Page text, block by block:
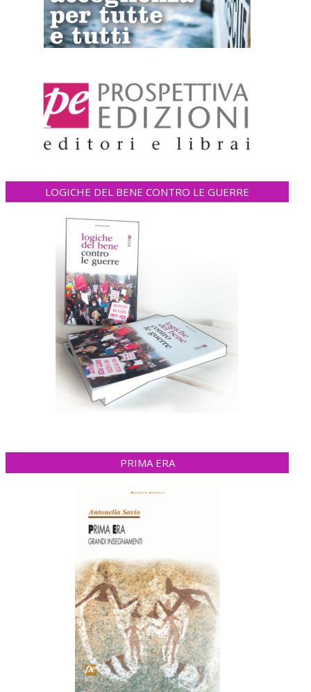
LOGICHE DEL BENE CONTRO LE GUERRE
PRIMA ERA